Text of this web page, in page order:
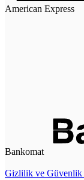
American Express
Bankomat
Gizlilik ve Güvenlik